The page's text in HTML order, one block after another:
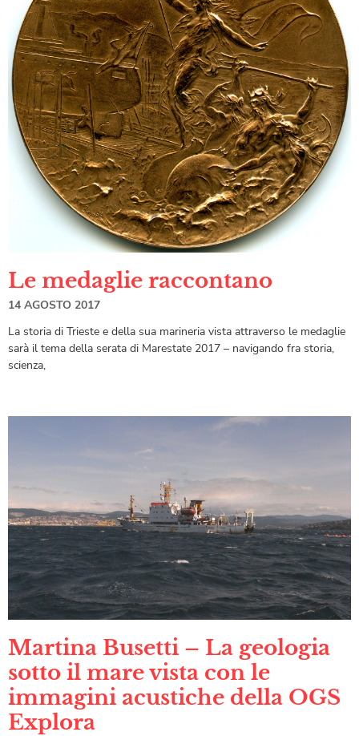
Le medaglie raccontano
14 AGOSTO 2017
La storia di Trieste e della sua marineria vista attraverso le medaglie
sarà il tema della serata di Marestate 2017 – navigando fra storia,
scienza,
Martina Busetti – La geologia
sotto il mare vista con le
immagini acustiche della OGS
Explora